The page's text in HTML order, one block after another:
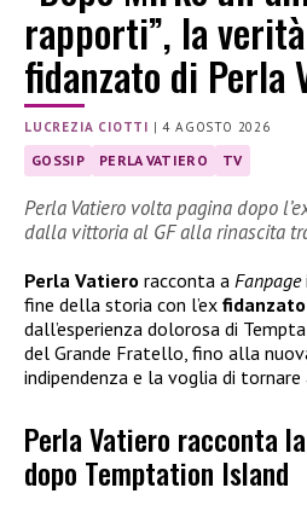
rapporti”, la verità
fidanzato di Perla
LUCREZIA CIOTTI |4 AGOSTO 2026
GOSSIP PERLA VATIERO TV
Perla Vatiero volta pagina dopo
dalla vittoria al GF alla rinascita
Perla Vatiero racconta a Fanpage
fine della storia con l’ex fidanzato
dall’esperienza dolorosa di
del Grande Fratello, fino alla
indipendenza e la voglia di tornare
Perla Vatiero racconta
dopo Temptation Island